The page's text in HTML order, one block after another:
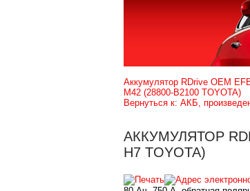
Аккумулятор RDrive OEM
M42 (28800-B2100 TOYOTA)
Вернуться к: АКБ,
АККУМУЛЯТОР
H7 TOYOTA)